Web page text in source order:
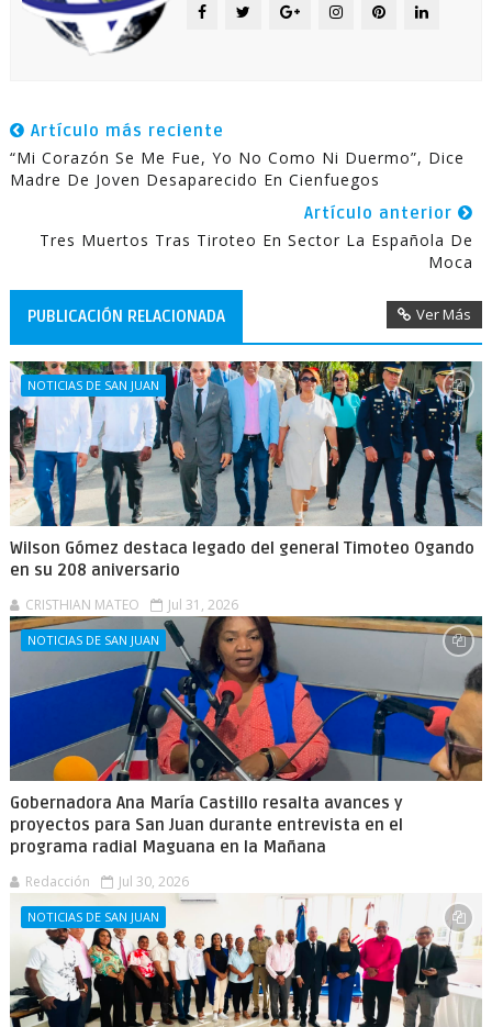
Artículo más reciente
“Mi Corazón Se Me Fue, Yo No Como Ni Duermo”, Dice
Madre De Joven Desaparecido En Cienfuegos
Artículo anterior
Tres Muertos Tras Tiroteo En Sector La Española De
Moca
PUBLICACIÓN RELACIONADA Ver Más
NOTICIAS DE SAN JUAN
Wilson Gómez destaca legado del general Timoteo Ogando
en su 208 aniversario
CRISTHIAN MATEO Jul 31, 2026
NOTICIAS DE SAN JUAN
Gobernadora Ana María Castillo resalta avances y
proyectos para San Juan durante entrevista en el
programa radial Maguana en la Mañana
Redacción Jul 30, 2026
NOTICIAS DE SAN JUAN